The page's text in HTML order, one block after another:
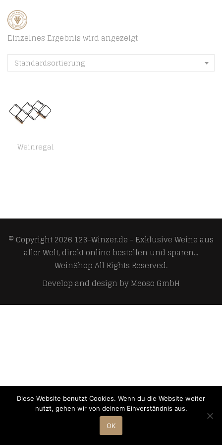
Einzelnes Ergebnis wird angezeigt
Standardsortierung
Weinregal
© Copyright 2026 123-Winzer.de - Exklusive Weine aus
aller Welt, direkt online bestellen und sparen...
WeinShopAll Rights Reserved.
Develop and design byMeoso GmbH
Diese Website benutzt Cookies. Wenn du die Website weiter
nutzt, gehen wir von deinem Einverständnis aus.
OK